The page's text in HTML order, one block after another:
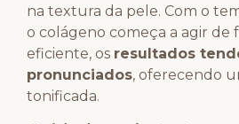
na textura da pele. Com o
o colágeno começa a agir de
eficiente, os resultados
pronunciados, oferecendo
tonificada.